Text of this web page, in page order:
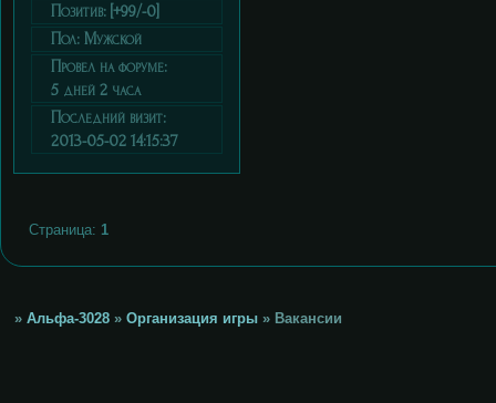
Позитив: [+99/-0]
Пол: Мужской
Провел на форуме:
5 дней 2 часа
Последний визит:
2013-05-02 14:15:37
Страница: 1
» Альфа-3028 » Организация игры » Вакансии